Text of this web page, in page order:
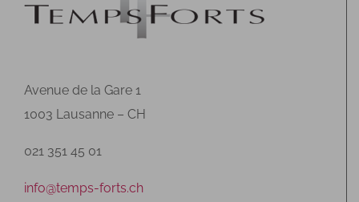
Avenue de la Gare 1
1003 Lausanne – CH
021 351 45 01
info@temps-forts.ch